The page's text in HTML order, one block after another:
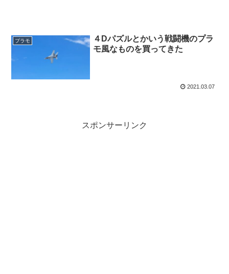
プラモ
４Dパズルとかいう戦闘機のプラ
モ風なものを買ってきた
2021.03.07
スポンサーリンク